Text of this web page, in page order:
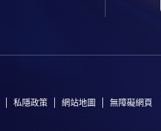
私隱政策 網站地圖 無障礙網頁